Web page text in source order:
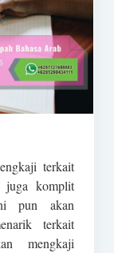
terkait
juga komplit
pun akan
terkait
mengkaji